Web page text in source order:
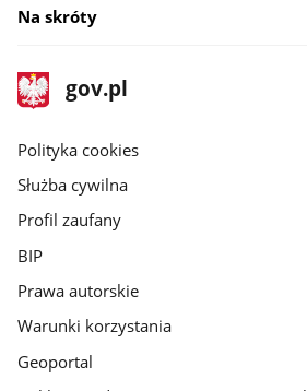
Na skróty
stopka
gov.pl
Strona
gov.pl
gov.pl
Polityka cookies
Służba cywilna
Profil zaufany
BIP
Prawa autorskie
Warunki korzystania
Geoportal